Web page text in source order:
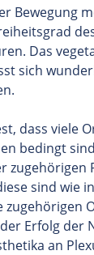
Bewegung
Das
sich
dass viele
bedingt
zugehörigen
sind wie
Erfolg der
an